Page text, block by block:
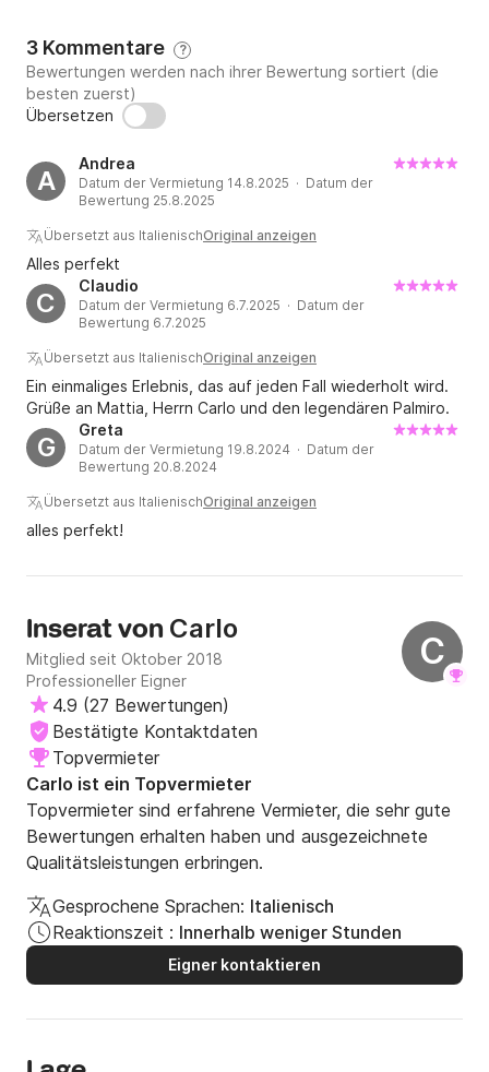
3 Kommentare ?
Bewertungen werden nach ihrer Bewertung sortiert (die
besten zuerst)
Übersetzen
A
Andrea
Datum der Vermietung 14.8.2025 · Datum der
Bewertung 25.8.2025
Übersetzt aus ItalienischOriginal anzeigen
Alles perfekt
C
Claudio
Datum der Vermietung 6.7.2025 · Datum der
Bewertung 6.7.2025
Übersetzt aus ItalienischOriginal anzeigen
Ein einmaliges Erlebnis, das auf jeden Fall wiederholt wird.
Grüße an Mattia, Herrn Carlo und den legendären Palmiro.
G
Greta
Datum der Vermietung 19.8.2024 · Datum der
Bewertung 20.8.2024
Übersetzt aus ItalienischOriginal anzeigen
alles perfekt!
C
Inserat von Carlo
Mitglied seit Oktober 2018
Professioneller Eigner
4.9 (27 Bewertungen)
Bestätigte Kontaktdaten
Topvermieter
Carlo ist ein Topvermieter
Topvermieter sind erfahrene Vermieter, die sehr gute
Bewertungen erhalten haben und ausgezeichnete
Qualitätsleistungen erbringen.
Gesprochene Sprachen: Italienisch
Reaktionszeit : Innerhalb weniger Stunden
Eigner kontaktieren